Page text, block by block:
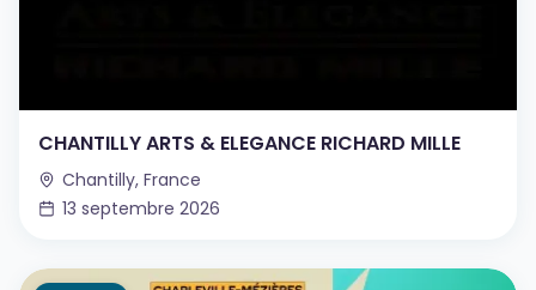
CHANTILLY ARTS & ELEGANCE RICHARD MILLE
Chantilly, France
13 septembre 2026